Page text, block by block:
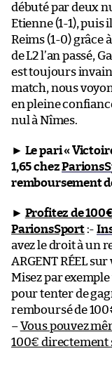
débuté par deux
Etienne (1-1), puis
Reims (1-0) grâce
de L2 l’an passé,
est toujours
match, nous
en pleine
nul à Nîmes.
► Le pari «
1,65 chez
remboursement
► Profitez de
ParionsSport:-
avez le droit à un
ARGENT RÉEL sur
Misez par exemple
pour tenter de
remboursé de
–Vous pouvez
100€ directement